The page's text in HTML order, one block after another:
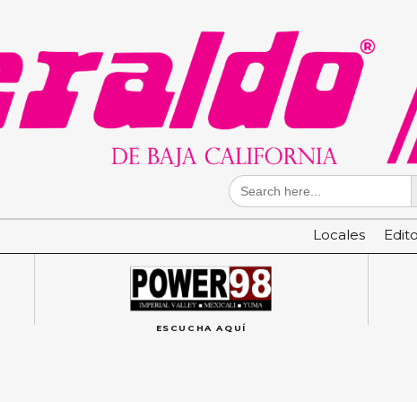
Search
for:
Locales
ESCUCHA AQUÍ